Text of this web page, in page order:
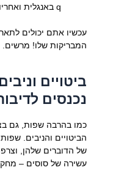
q באנגלית ואחריו 'ה').
עכשיו אתם יכולים
המבריקות שלו! מרשים.
ביטויים
נכנסים
כמו בהרבה שפות, גם
הביטויים והניבים.
של הדוברים שלהן,
עשירה של סוסים –